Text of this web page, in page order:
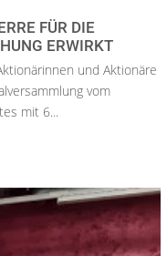
FÜR DIE
ERWIRKT
und Aktionäre
vom
mit 6...